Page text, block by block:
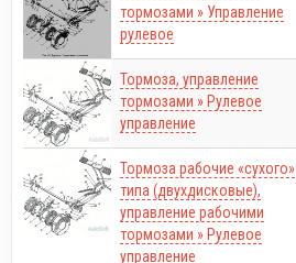
тормозами » Управление
рулевое
Тормоза, управление
тормозами » Рулевое
управление
Тормоза рабочие «сухого»
типа (двухдисковые),
управление рабочими
тормозами » Рулевое
управление